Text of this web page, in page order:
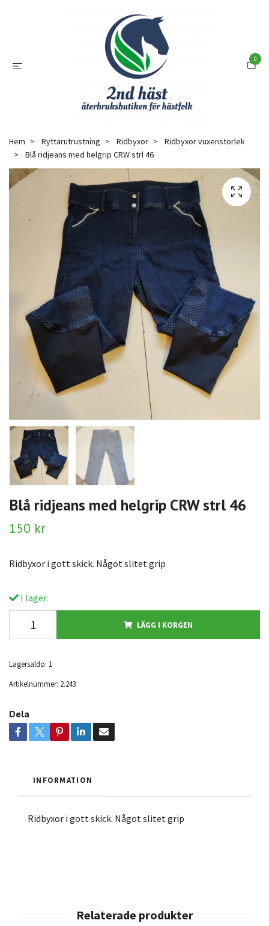
0
Hem Ryttarutrustning Ridbyxor
Ridbyxor vuxenstorlek
Blå ridjeans med helgrip CRW strl 46
Blå ridjeans med helgrip CRW strl 46
150 kr
Ridbyxor i gott skick. Något slitet grip
I lager.
LÄGG I KORGEN
Lagersaldo: 1
Artikelnummer: 2.243
Dela
INFORMATION
Ridbyxor i gott skick. Något slitet grip